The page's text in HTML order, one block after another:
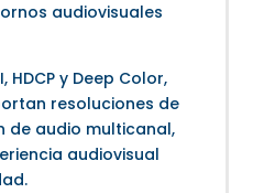
audiovisuales
HDCP y Deep Color,
resoluciones de
de audio multicanal,
audiovisual